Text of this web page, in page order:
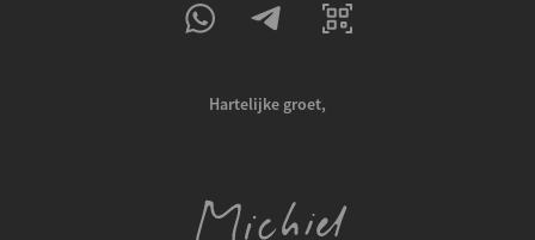
Hartelijke groet,